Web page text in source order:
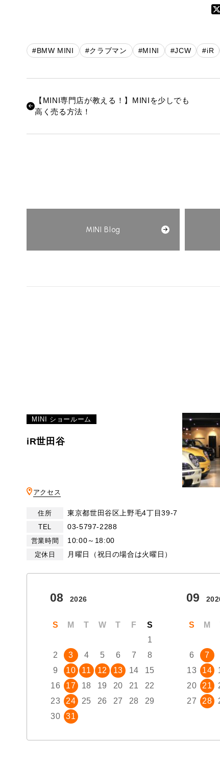
#BMW MINI #クラブマン #MINI #JCW #iR
【MINI専門店が教える！】MINIを少しでも
高く売る方法！
MINI Blog
MINI ショールーム
iR世田谷
アクセス
住所 東京都世田谷区上野毛4丁目39-7
TEL 03-5797-2288
営業時間 10:00～18:00
定休日 月曜日（祝日の場合は火曜日）
08 2026
S M T W T F
S
1
2
3 4 5 6 7
8
9
10 11 12 13 14
15
16
17 18 19 20 21
22
23
24 25 26 27 28
29
30
31
09
S M
6
7
13
14
20
21
27
28